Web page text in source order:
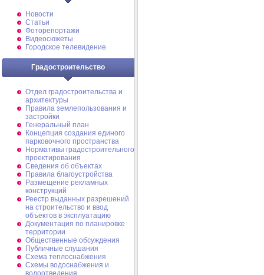
Новости
Статьи
Фоторепортажи
Видеосюжеты
Городское телевидение
Градостроительство
Отдел градостроительства и
архитектуры
Правила землепользования и
застройки
Генеральный план
Концепция создания единого
парковочного пространства
Нормативы градостроительного
проектирования
Сведения об объектах
Правила благоустройства
Размещение рекламных
конструкций
Реестр выданных разрешений
на строительство и ввод
объектов в эксплуатацию
Документация по планировке
территории
Общественные обсуждения
Публичные слушания
Схема теплоснабжения
Схемы водоснабжения и
водоотведения